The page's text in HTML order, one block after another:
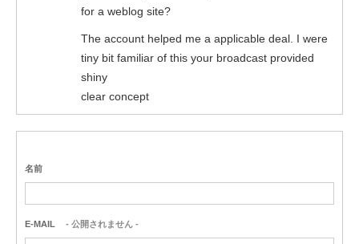
for a weblog site?
The account helped me a applicable deal. I were
tiny bit familiar of this your broadcast provided
shiny
clear concept
名前
E-MAIL - 公開されません -